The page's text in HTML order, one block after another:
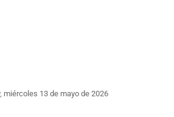
miércoles 13 de mayo de 2026